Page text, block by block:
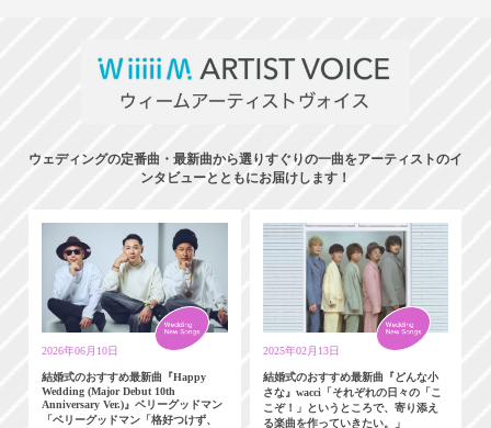
ウェディングの定番曲・最新曲から選りすぐりの一曲をアーティストのイ
ンタビューとともにお届けします！
2026年06月10日
結婚式のおすすめ最新曲『Happy
Wedding (Major Debut 10th
Anniversary Ver.)』ベリーグッドマン
「ベリーグッドマン「格好つけず、
2025年02月13日
結婚式のおすすめ最新曲『どんな小
さな』wacci「それぞれの日々の「こ
こぞ！」というところで、寄り添え
る楽曲を作っていきたい。」